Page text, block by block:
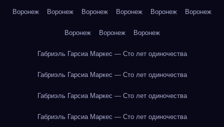
Воронеж Воронеж Воронеж Воронеж Воронеж Воронеж
Воронеж Воронеж Воронеж
Габриэль Гарсиа Маркес — Сто лет одиночества
Габриэль Гарсиа Маркес — Сто лет одиночества
Габриэль Гарсиа Маркес — Сто лет одиночества
Габриэль Гарсиа Маркес — Сто лет одиночества